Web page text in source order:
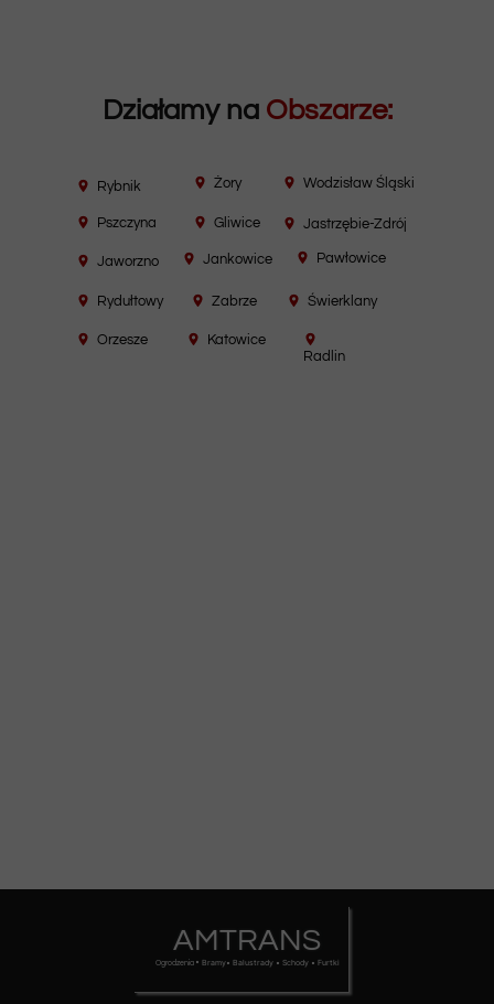
Rydułtowy
Pawłowice
Katowice
Radlin
Orzesze
Jaworzno
Gliwice
Pszczyna
Zabrze
Jankowice
Jastrzębie-Zdrój
Świerklany
Wodzisław Śląski
Żory
Rybnik
Działamy na Obszarze:
AMTRANS
Ogrodzenia • Bramy• Balustrady • Schody • Furtki